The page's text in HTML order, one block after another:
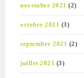
novembre 2021 (2)
octobre 2021 (3)
septembre 2021 (2)
juillet 2021 (3)